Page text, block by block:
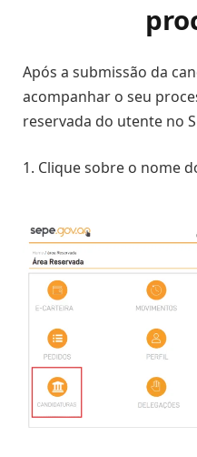
Após a submissão da
acompanhar o seu
reservada do utente no
1. Clique sobre o nome